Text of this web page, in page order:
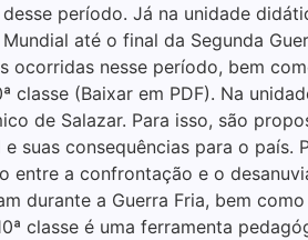
período. Já na unidade
até o final da Segunda
ocorridas nesse período, bem
(Baixar em PDF). Na
de Salazar. Para isso, são
suas consequências para o país.
entre a confrontação e o
durante a Guerra Fria, bem
classe é uma ferramenta